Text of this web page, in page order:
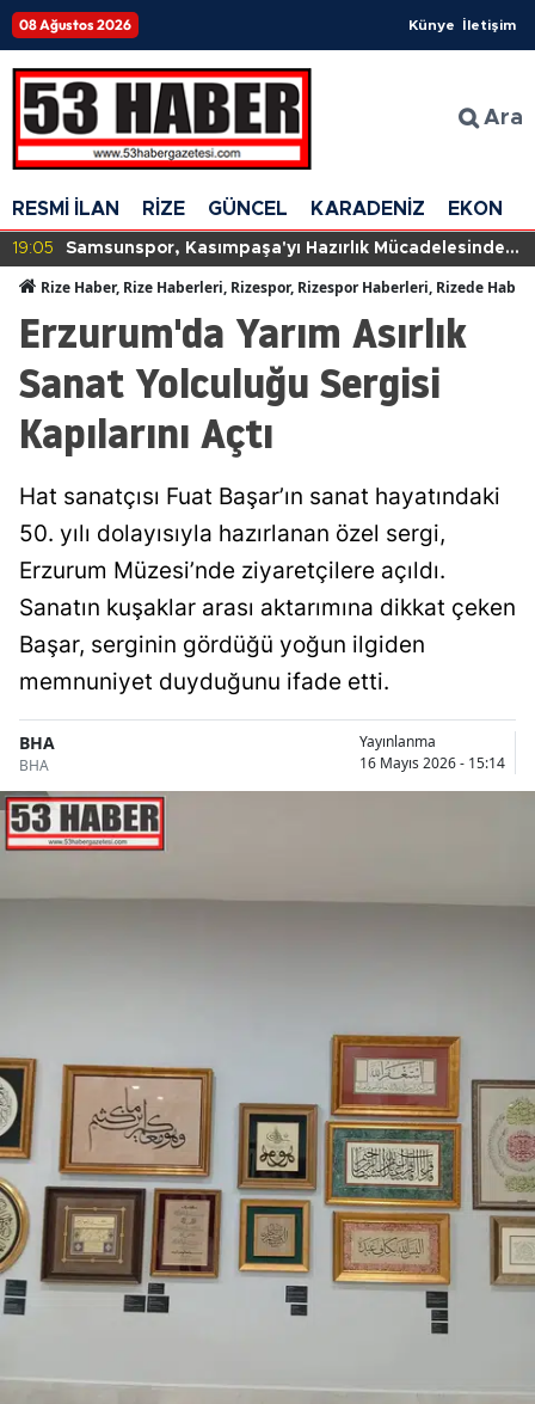
08 Ağustos 2026 Künye İletişim
Ara
RESMİ İLAN RİZE GÜNCEL KARADENİZ
19:05
Samsunspor, Kasımpaşa'yı Hazırlık Mücadelesinde
Rize Haber, Rize Haberleri, Rizespor, Rizespor Haberleri, Rizede
Erzurum'da Yarım Asırlık
Sanat Yolculuğu Sergisi
Kapılarını Açtı
Hat sanatçısı Fuat Başar’ın sanat hayatındaki
50. yılı dolayısıyla hazırlanan özel sergi,
Erzurum Müzesi’nde ziyaretçilere açıldı.
Sanatın kuşaklar arası aktarımına dikkat çeken
Başar, serginin gördüğü yoğun ilgiden
memnuniyet duyduğunu ifade etti.
BHA
BHA
Yayınlanma
16 Mayıs 2026 - 15:14